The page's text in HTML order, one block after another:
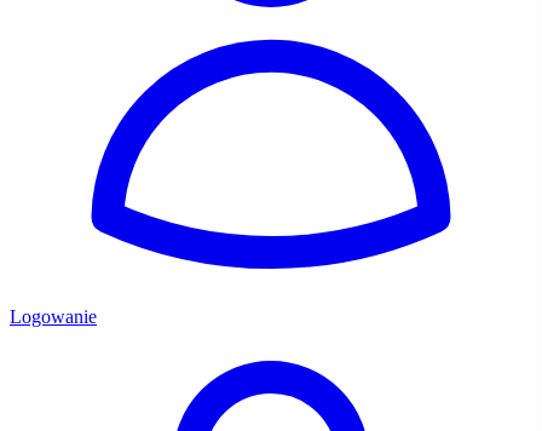
Logowanie